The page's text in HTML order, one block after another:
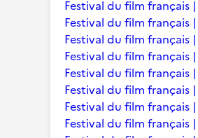
Festival du film français
Festival du film français
Festival du film français
Festival du film français
Festival du film français
Festival du film français
Festival du film français
Festival du film français